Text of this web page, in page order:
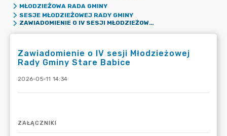
MŁODZIEŻOWA RADA GMINY
SESJE MŁODZIEŻOWEJ RADY GMINY
ZAWIADOMIENIE O IV SESJI MŁODZIEŻOWEJ RADY GMINY STARE BABICE
Zawiadomienie o IV sesji Młodzieżowej
Rady Gminy Stare Babice
2026-05-11 14:34
ZAŁĄCZNIKI